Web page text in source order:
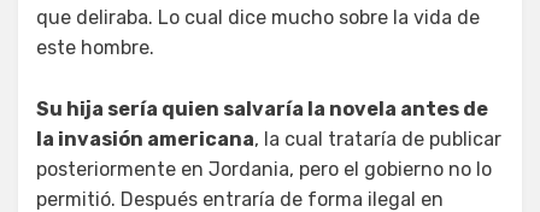
que deliraba. Lo cual dice mucho sobre la vida de
este hombre.
Su hija sería quien salvaría la novela antes de
la invasión americana, la cual trataría de publicar
posteriormente en Jordania, pero el gobierno no lo
permitió. Después entraría de forma ilegal en